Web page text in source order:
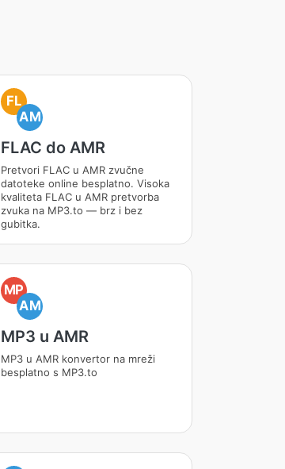
FL
AM
FLAC do AMR
Pretvori FLAC u AMR zvučne
datoteke online besplatno. Visoka
kvaliteta FLAC u AMR pretvorba
zvuka na MP3.to — brz i bez
gubitka.
MP
AM
MP3 u AMR
MP3 u AMR konvertor na mreži
besplatno s MP3.to